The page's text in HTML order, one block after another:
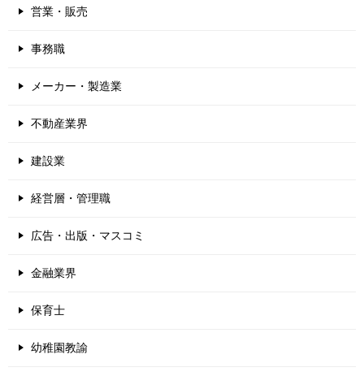
営業・販売
事務職
メーカー・製造業
不動産業界
建設業
経営層・管理職
広告・出版・マスコミ
金融業界
保育士
幼稚園教諭